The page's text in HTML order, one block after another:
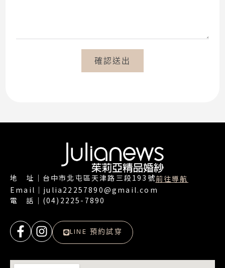
確認送出
地 址｜台中市北屯區天津路三段193號前往導航
Email｜julia22257890@gmail.com
電 話｜(04)2225-7890
LINE 預約試穿